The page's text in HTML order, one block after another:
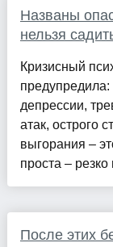
Названы
нельзя
Кризисный
депрессии,
атак, острого
выгорания –
проста –
После этих